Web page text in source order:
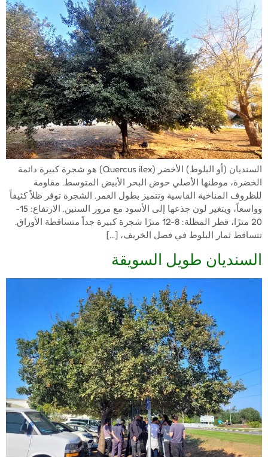
السنديان (أو البلوط) الأخضر (Quercus ilex) هو شجرة كبيرة دائمة
الخضرة، موطنها الأصلي حوض البحر الأبيض المتوسط. مقاومة
للظروف المناخية القاسية وتتميز بطول العمر. الشجرة توفر ظلاً كثيفاً
وواسعاً، ويتغير لون جذعها إلى الأسود مع مرور السنين. الارتفاع: 15-
20 مترًا، قطر المظلة: 8-12 مترًا شجرة كبيرة جداً متساقطة الأوراق.
تتساقط ثمار البلوط في فصل الخريف، […]
السنديان طويل السويقة